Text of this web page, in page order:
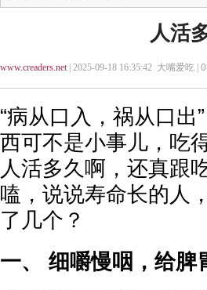
人活
www.creaders.net| 2025-09-18 16:35:42 大嘴爱吃 | 0
“病从口入，祸从口
西可不是小事儿，吃
人活多久啊，还真跟
嗑，说说寿命长的人
了几个？
一、 细嚼慢咽，给脾